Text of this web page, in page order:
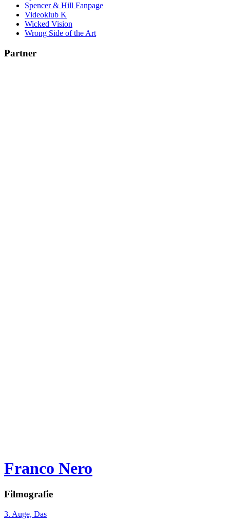
Spencer & Hill Fanpage
Videoklub K
Wicked Vision
Wrong Side of the Art
Partner
Franco Nero
Filmografie
3. Auge, Das